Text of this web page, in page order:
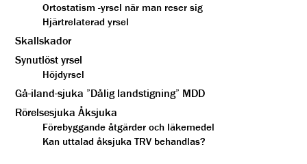
Ortostatism -yrsel när man reser sig
Hjärtrelaterad yrsel
Skallskador
Synutlöst yrsel
Höjdyrsel
Gå-iland-sjuka ”Dålig landstigning” MDD
Rörelsesjuka Åksjuka
Förebyggande åtgärder och läkemedel
Kan uttalad åksjuka TRV behandlas?